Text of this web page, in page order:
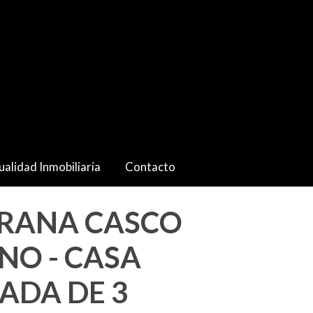
Inmobiliaria Contacto
CASCO
- CASA
DE 3